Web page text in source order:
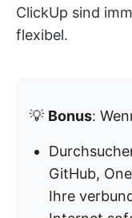
ClickUp sind
flexibel.
💡 Bonus:
GitHub,
Ihre